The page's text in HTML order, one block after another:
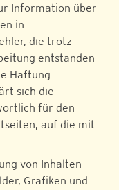
Information über
in
die trotz
entstanden
Haftung
sich die
für den
auf die mit
von Inhalten
Grafiken und